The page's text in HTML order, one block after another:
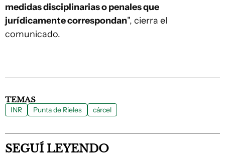
medidas disciplinarias o penales que
jurídicamente correspondan", cierra el
comunicado.
TEMAS
INR Punta de Rieles cárcel
SEGUÍ LEYENDO